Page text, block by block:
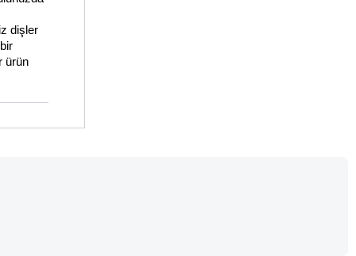
dişler
bir
ürün